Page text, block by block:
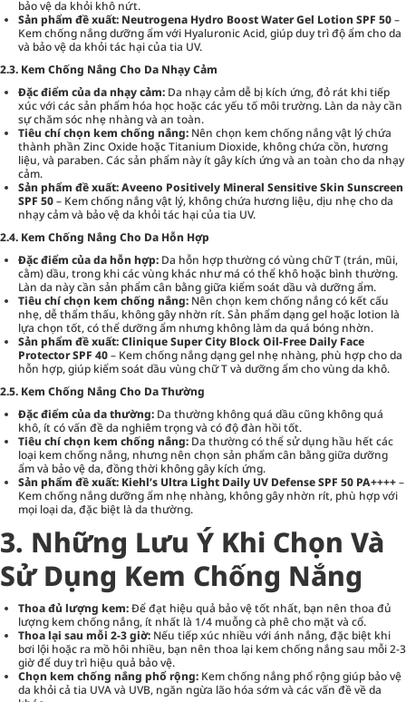
bảo vệ da khỏi khô nứt.
Sản phẩm đề xuất: Neutrogena Hydro Boost Water Gel Lotion SPF 50–
Kem chống nắng dưỡng ẩm với Hyaluronic Acid, giúp duy trì độ ẩm cho da
và bảo vệ da khỏi tác hại của tia UV.
2.3. Kem Chống Nắng Cho Da Nhạy Cảm
Đặc điểm của da nhạy cảm: Da nhạy cảm dễ bị kích ứng, đỏ rát khi tiếp
xúc với các sản phẩm hóa học hoặc các yếu tố môi trường. Làn da này cần
sự chăm sóc nhẹ nhàng và an toàn.
Tiêu chí chọn kem chống nắng: Nên chọn kem chống nắng vật lý chứa
thành phần Zinc Oxide hoặc Titanium Dioxide, không chứa cồn, hương
liệu, và paraben. Các sản phẩm này ít gây kích ứng và an toàn cho da nhạy
cảm.
Sản phẩm đề xuất:Aveeno Positively Mineral Sensitive Skin Sunscreen
SPF 50– Kem chống nắng vật lý, không chứa hương liệu, dịu nhẹ cho da
nhạy cảm và bảo vệ da khỏi tác hại của tia UV.
2.4. Kem Chống Nắng Cho Da Hỗn Hợp
Đặc điểm của da hỗn hợp: Da hỗn hợp thường có vùng chữ T (trán, mũi,
cằm) dầu, trong khi các vùng khác như má có thể khô hoặc bình thường.
Làn da này cần sản phẩm cân bằng giữa kiểm soát dầu và dưỡng ẩm.
Tiêu chí chọn kem chống nắng: Nên chọn kem chống nắng có kết cấu
nhẹ, dễ thẩm thấu, không gây nhờn rít. Sản phẩm dạng gel hoặc lotion là
lựa chọn tốt, có thể dưỡng ẩm nhưng không làm da quá bóng nhờn.
Sản phẩm đề xuất:Clinique Super City Block Oil-Free Daily Face
Protector SPF 40– Kem chống nắng dạng gel nhẹ nhàng, phù hợp cho da
hỗn hợp, giúp kiểm soát dầu vùng chữ T và dưỡng ẩm cho vùng da khô.
2.5. Kem Chống Nắng Cho Da Thường
Đặc điểm của da thường: Da thường không quá dầu cũng không quá
khô, ít có vấn đề da nghiêm trọng và có độ đàn hồi tốt.
Tiêu chí chọn kem chống nắng: Da thường có thể sử dụng hầu hết các
loại kem chống nắng, nhưng nên chọn sản phẩm cân bằng giữa dưỡng
ẩm và bảo vệ da, đồng thời không gây kích ứng.
Sản phẩm đề xuất: Kiehl’s Ultra Light Daily UV Defense SPF 50 PA++++–
Kem chống nắng dưỡng ẩm nhẹ nhàng, không gây nhờn rít, phù hợp với
mọi loại da, đặc biệt là da thường.
3. Những Lưu Ý Khi Chọn Và
Sử Dụng Kem Chống Nắng
Thoa đủ lượng kem:Để đạt hiệu quả bảo vệ tốt nhất, bạn nên thoa đủ
lượng kem chống nắng, ít nhất là 1/4 muỗng cà phê cho mặt và cổ.
Thoa lại sau mỗi 2-3 giờ: Nếu tiếp xúc nhiều với ánh nắng, đặc biệt khi
bơi lội hoặc ra mồ hôi nhiều, bạn nên thoa lại kem chống nắng sau mỗi 2-3
giờ để duy trì hiệu quả bảo vệ.
Chọn kem chống nắng phổ rộng: Kem chống nắng phổ rộng giúp bảo vệ
da khỏi cả tia UVA và UVB, ngăn ngừa lão hóa sớm và các vấn đề về da